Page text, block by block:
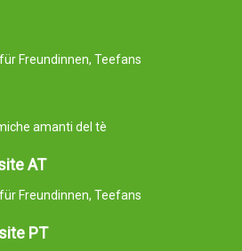
Freundinnen, Teefans
amanti del tè
AT
Freundinnen, Teefans
PT